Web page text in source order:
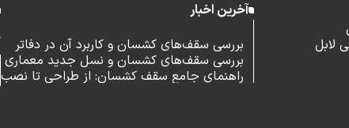
لابل
آخرین اخبار
بررسی سقف‌های کشسان و کاربرد آن در دفاتر
اداری
بررسی سقف‌های کشسان و نسل جدید معماری
راهنمای جامع سقف کشسان: از طراحی تا نصب